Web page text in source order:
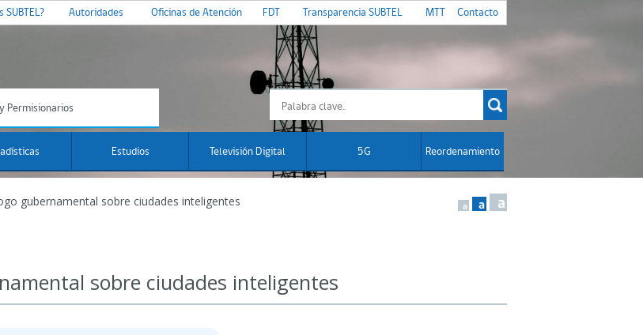
SUBTEL? Autoridades Oficinas de Atención FDT Transparencia SUBTEL MTT Contacto
Permisionarios
Estudios Televisión Digital 5G Reordenamiento
gubernamental sobre ciudades inteligentes a a a
sobre ciudades inteligentes